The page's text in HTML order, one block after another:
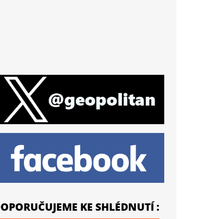
KE SHLÉDNUTÍ :